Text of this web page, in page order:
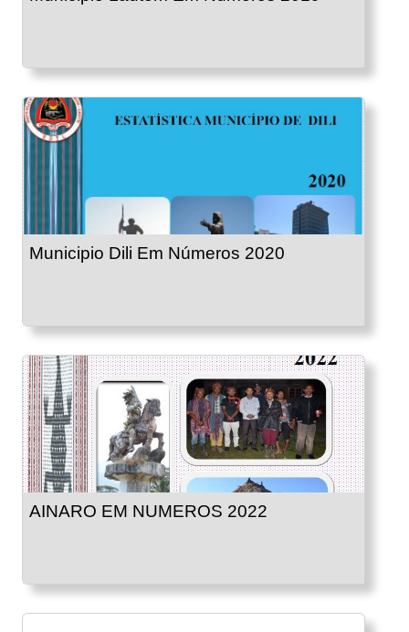
Municipio Dili Em Números 2020
AINARO EM NUMEROS 2022